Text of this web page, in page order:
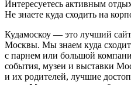
Интересуетесь активным
Не знаете куда сходить на
Кудамоскоу — это лучший
Москвы. Мы знаем куда
с парнем или большой
события, музеи и выставки
и их родителей, лучшие